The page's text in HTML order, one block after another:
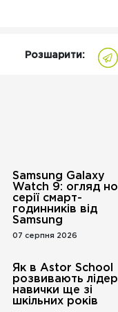
Розшарити:
Samsung Galaxy
Watch 9: огляд
серії смарт-
годинників від
Samsung
07 серпня 2026
Як в Astor School
розвивають
навички ще зі
шкільних років